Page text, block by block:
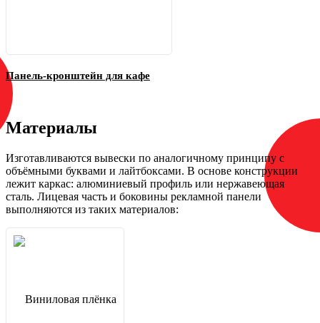
Панель-кронштейн для кафе
Материалы
Изготавливаются вывески по аналогичному принципу с
объёмными буквами и лайтбоксами. В основе конструкции
лежит каркас: алюминиевый профиль или нержавеющая
сталь. Лицевая часть и боковины рекламной панели
выполняются из таких материалов: